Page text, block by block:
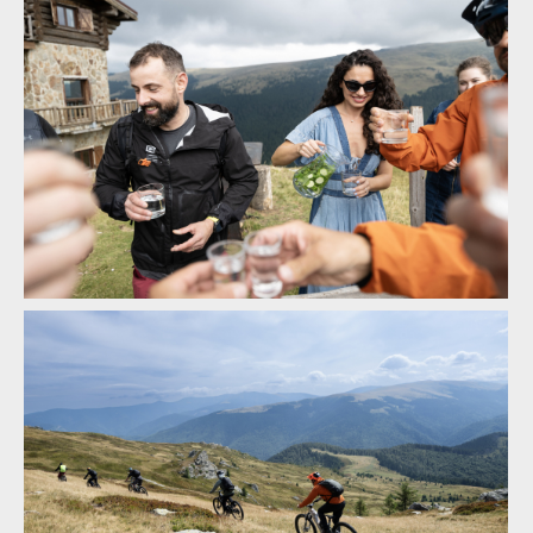
Legends of Gugu - Heli-eBike Camp v Rumunsku je velkolepý
zážitek
Legends of Gugu - Heli-eBike Camp v Rumunsku je velkolepý
zážitek
zážitek
Legends of Gugu - Heli-eBike Camp v Rumunsku je velkolepý
zážitek
Legends of Gugu - Heli-eBike Camp v Rumunsku je velkolepý
zážitek
Legends of Gugu - Heli-eBike Camp v Rumunsku je velkolepý
zážitek
Legends of Gugu - Heli-eBike Camp v Rumunsku je velkolepý
zážitek
Legends of Gugu - Heli-eBike Camp v Rumunsku je velkolepý
Legends of Gugu - Heli-eBike Camp v Rumunsku je velkolepý
zážitek